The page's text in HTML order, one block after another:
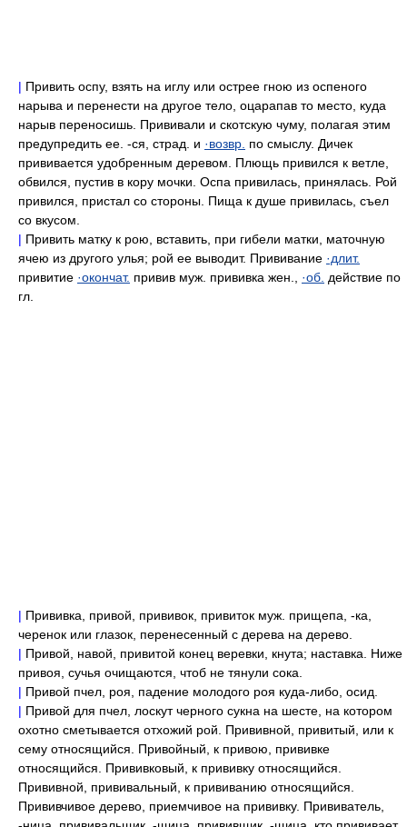
| Привить оспу, взять на иглу или острее гною из оспеного
нарыва и перенести на другое тело, оцарапав то место, куда
нарыв переносишь. Прививали и скотскую чуму, полагая этим
предупредить ее. -ся, страд. и ·возвр. по смыслу. Дичек
прививается удобренным деревом. Плющь привился к ветле,
обвился, пустив в кору мочки. Оспа привилась, принялась. Рой
привился, пристал со стороны. Пища к душе привилась, съел
со вкусом.
| Привить матку к рою, вставить, при гибели матки, маточную
ячею из другого улья; рой ее выводит. Прививание ·длит.
привитие ·окончат. привив муж. прививка жен., ·об. действие по
гл.
| Прививка, привой, прививок, привиток муж. прищепа, -ка,
черенок или глазок, перенесенный с дерева на дерево.
| Привой, навой, привитой конец веревки, кнута; наставка. Ниже
привоя, сучья очищаются, чтоб не тянули сока.
| Привой пчел, роя, падение молодого роя куда-либо, осид.
| Привой для пчел, лоскут черного сукна на шесте, на котором
охотно сметывается отхожий рой. Прививной, привитый, или к
сему относящийся. Привойный, к привою, прививке
относящийся. Прививковый, к прививку относящийся.
Прививной, прививальный, к прививанию относящийся.
Прививчивое дерево, приемчивое на прививку. Прививатель,